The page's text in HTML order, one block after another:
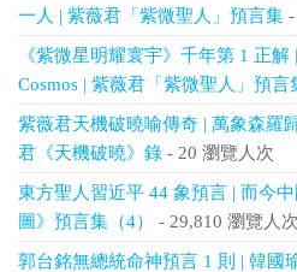
一人 | 紫薇君「紫微聖人」預言集
《紫微星明耀寰宇》千年第 1 正解
Cosmos | 紫薇君「紫微聖人」預言
紫薇君天機破曉喻傳奇 | 萬象森羅
君《天機破曉》錄 - 20 瀏覽人次
東方聖人習近平 44 象預言 | 而今
圖》預言集（4）
- 29,810 瀏覽人次
郭台銘無總統命神預言 1 則 | 韓國